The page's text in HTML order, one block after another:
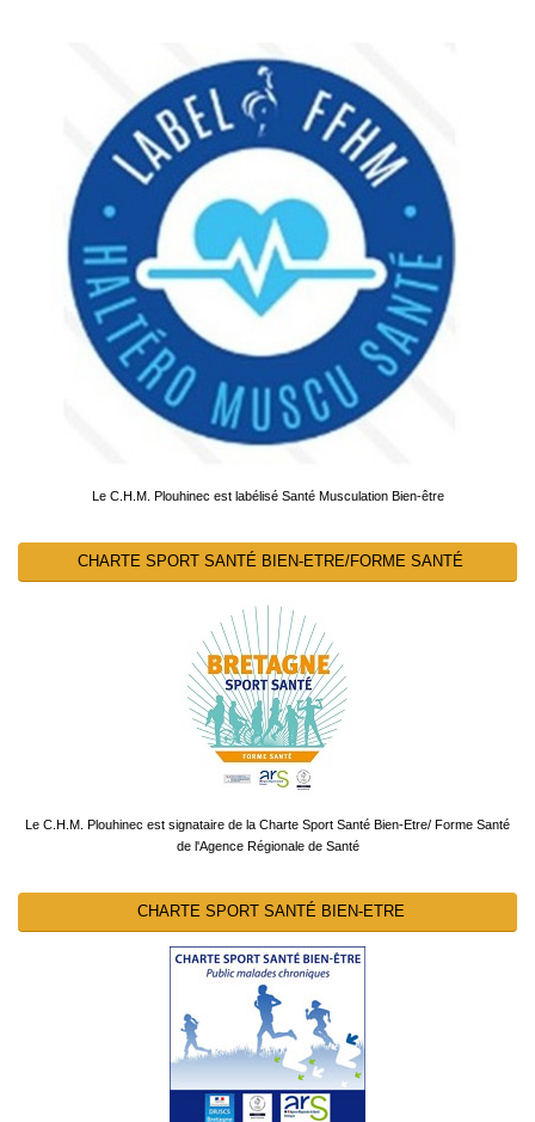
Le C.H.M. Plouhinec est labélisé Santé Musculation Bien-être
CHARTE SPORT SANTÉ BIEN-ETRE/FORME SANTÉ
Le C.H.M. Plouhinec est signataire de la Charte Sport Santé Bien-Etre/ Forme Santé
de l'Agence Régionale de Santé
CHARTE SPORT SANTÉ BIEN-ETRE